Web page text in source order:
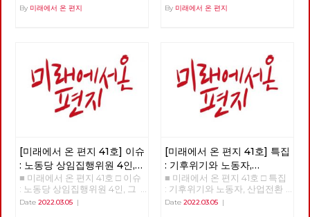
번 이백윤인가? □ 이슈 : 노동당
세를 규정하는 네 가지 요인 □
사람 : 청소년을 활동가로, 운동
기획자 고유미 □ 도서 : 그건 내
건데 - 기본소득, 모두가 차별없
이 찾아야 할 권리 □ 영화 : 이미
예정되어 있던 비극의 반복 - 나
By 미래에서 온 편지 By 미래에서 온 편지
[미래에서 온 편지 41호] 이슈
: 노동당 상임집행위원 4인,
그들은 누구인가?
■ 미래에서 온 편지 41호 □ 이슈
: 노동당 상임집행위원 4인, 그
들은 누구인가? >>>>>> 업로드
Date 2022.03.05 |
[미래에서 온 편지 41호] 특집
: 기후위기와 노동자,
산업전환을 넘어
체제전환으로
■ 미래에서 온 편지 41호 □ 특집
: 기후위기와 노동자, 산업전환
을 넘어 체제전환으로 >>>>>>
Date 2022.03.05|